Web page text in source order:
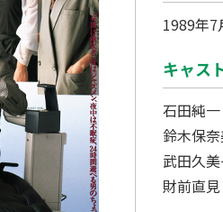
1989年7
キャス
石田純一
鈴木保
武田久
財前直見